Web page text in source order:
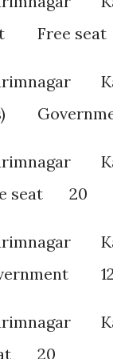
Free seat
seat 20
20